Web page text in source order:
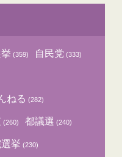
(359) 自民党 (333)
ねる (282)
(260) 都議選 (240)
挙 (230)